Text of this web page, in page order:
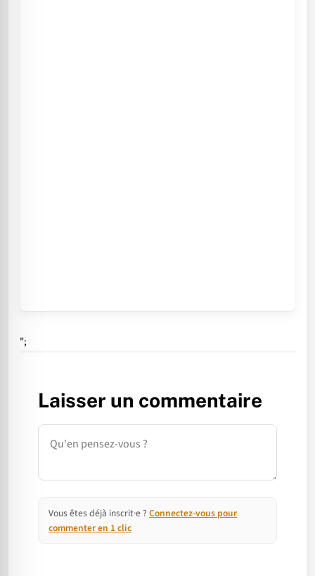
";
Laisser un commentaire
Commentaire
Vous êtes déjà inscrit·e ? Connectez-vous pour
commenter en 1 clic